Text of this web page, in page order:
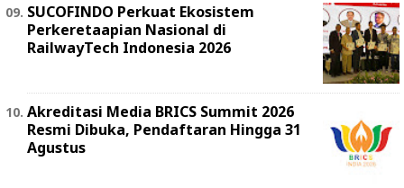
SUCOFINDO Perkuat Ekosistem
Perkeretaapian Nasional di
RailwayTech Indonesia 2026
Akreditasi Media BRICS Summit 2026
Resmi Dibuka, Pendaftaran Hingga 31
Agustus